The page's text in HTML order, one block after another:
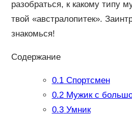
разобраться, к какому типу
твой «австралопитек».
знакомься!
Содержание
0.1Спортсмен
0.2Мужик с
0.3Умник